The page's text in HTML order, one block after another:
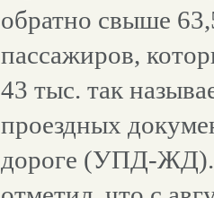
обратно свыше
пассажиров,
43 тыс. так
проездных
дороге (УПД-ЖД).